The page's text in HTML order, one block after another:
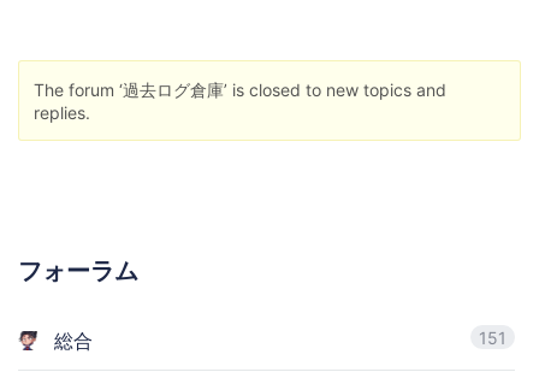
The forum ‘過去ログ倉庫’ is closed to new topics and
replies.
フォーラム
総合 151